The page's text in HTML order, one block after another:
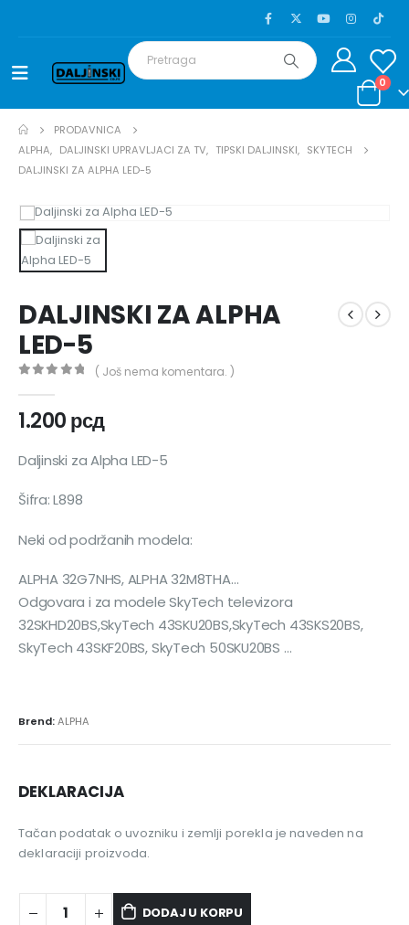
0
PRODAVNICA
ALPHA, DALJINSKI UPRAVLJACI ZA TV, TIPSKI DALJINSKI, SKYTECH
DALJINSKI ZA ALPHA LED-5
DALJINSKI ZA ALPHA
LED-5
( Još nema komentara. )
1.200рсд
Daljinski za Alpha LED-5
Šifra: L898
Neki od podržanih modela:
ALPHA 32G7NHS, ALPHA 32M8THA…
Odgovara i za modele SkyTech televizora
32SKHD20BS,SkyTech 43SKU20BS,SkyTech 43SKS20BS,
SkyTech 43SKF20BS, SkyTech 50SKU20BS …
Brend:ALPHA
DEKLARACIJA
Tačan podatak o uvozniku i zemlji porekla je naveden na
deklaraciji proizvoda.
DODAJ U KORPU